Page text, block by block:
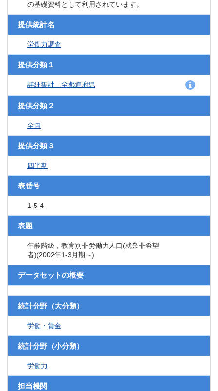
の基礎資料として利用されています。
提供統計名
労働力調査
提供分類１
詳細集計 全都道府県
提供分類２
全国
提供分類３
四半期
表番号
1-5-4
表題
年齢階級，教育別非労働力人口(就業非希望
者)(2002年1-3月期～)
データセットの概要
統計分野（大分類）
労働・賃金
統計分野（小分類）
労働力
担当機関